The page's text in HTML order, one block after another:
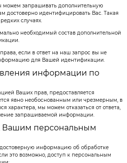
можем запрашивать дополнительную
достоверно идентифицировать Вас. Такая
случаях.
необходимый состав дополнительной
если в ответ на наш запрос вы не
для Вашей идентификации.
информации по
Ваших прав, предоставляется
явно необоснованным или чрезмерным, в
характера, мы можем отказаться от ответа,
запрашиваемой информации.
Вашим персональным
информацию об обработке
это возможно, доступ к персональным